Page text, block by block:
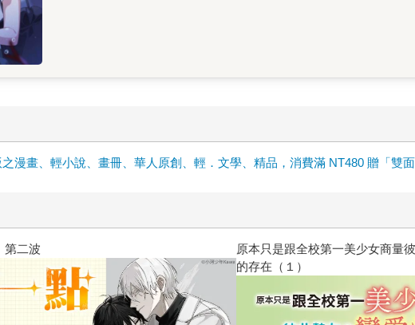
漫畫、輕小說、畫冊、華人原創、輕．文學、精品，消費滿 NT480 贈「雙
第二波
原本只是跟全校第一美少女商量
的存在（１）